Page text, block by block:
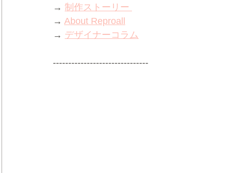
→ 制作ストーリー
→ About Reproall
→ デザイナーコラム
-------------------------------